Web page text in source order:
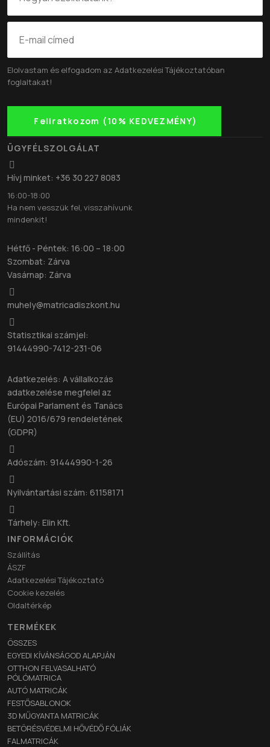
Elolvastam és elfogadom az Adatkezelési Tájékoztatóban
foglaltakat!
Feliratkozom (10% KEDVEZMÉNY)
ÜGYFÉLSZOLGÁLAT
Hívj minket: +36 30 227 8083
16:00-18:00
Ha nem vesszük fel, visszahívunk
mindenkit!
Hétfő - Péntek: 16:00 – 18:00
Szombat: Zárva
Vasárnap: Zárva
muhely@matricadiszkont.hu
Statisztikai számjel:
91444990-7412-231-06
Adatkezelés: A vállalkozás
adatkezelése megfelel az
Európai Parlament és Tanács
(EU) 2016/679 rendeletének
(GDPR)
Adószám: 91444990-1-26
Nyilvántartási szám: 61158171
Tárhely: Elin Kft.
INFORMÁCIÓK
Szállítás
ÁSZF
Adatkezelési Tájékoztató
Cookie kezelés
Oldaltérkép
TERMÉKEK
ÖSSZES
EGYEDI KÍVÁNSÁGOD ALAPJÁN
OTTHON FELVASALHATÓ
PÓLÓMATRICA
AUTÓ MATRICÁK
FESTŐSABLONOK
3D MŰGYANTA MATRICÁK
BETÖRÉSVÉDELMI HŐVÉDŐ FÓLIÁK
FALMATRICÁK